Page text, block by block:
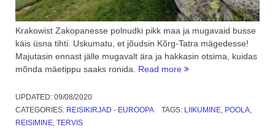
Krakowist Zakopanesse polnudki pikk maa ja mugavaid busse
käis üsna tihti. Uskumatu, et jõudsin Kõrg-Tatra mägedesse!
Majutasin ennast jälle mugavalt ära ja hakkasin otsima, kuidas
mõnda mäetippu saaks ronida. Read more “Seiklusreis
tagasi
UPDATED: 09/08/2020
CATEGORIES: REISIKIRJAD - EUROOPA TAGS: LIIKUMINE, POOLA,
REISIMINE TERVIS